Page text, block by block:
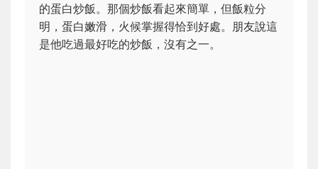
的蛋白炒飯。那個炒飯看起來簡單，但飯粒分
明，蛋白嫩滑，火候掌握得恰到好處。朋友說這
是他吃過最好吃的炒飯，沒有之一。